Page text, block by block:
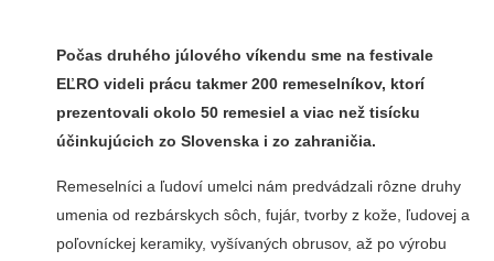
Počas druhého júlového víkendu sme na festivale
EĽRO videli prá­cu takmer 200 remeselníkov, ktorí
prezentovali okolo 50 remesiel a viac než tisícku
účinkujúcich zo Slovenska i zo zahraničia.
Remeselníci a ľudoví umelci nám predvádzali rôzne druhy
umenia od rezbárskych sôch, fujár, tvorby z kože, ľudovej a
poľovníckej kera­miky, vyšívaných obrusov, až po vý­robu